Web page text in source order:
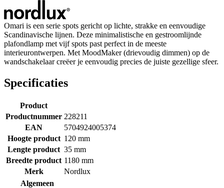
Omari is een serie spots gericht op lichte, strakke en eenvoudige
Scandinavische lijnen. Deze minimalistische en gestroomlijnde
plafondlamp met vijf spots past perfect in de meeste
interieurontwerpen. Met MoodMaker (drievoudig dimmen) op de
wandschakelaar creëer je eenvoudig precies de juiste gezellige sfeer.
Specificaties
Product
Productnummer 228211
EAN
5704924005374
Hoogte product 120 mm
Lengte product 35 mm
Breedte product 1180 mm
Merk
Nordlux
Algemeen